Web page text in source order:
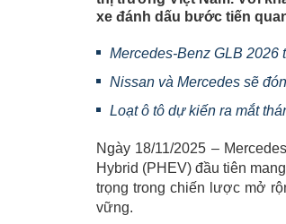
xe đánh dấu bước tiến
Mercedes-Benz GLB 2026
Nissan và Mercedes sẽ
Loạt ô tô dự kiến ra mắt
Ngày 18/11/2025 –
Hybrid (PHEV) đầu tiên
trọng trong chiến lược mở
vững.